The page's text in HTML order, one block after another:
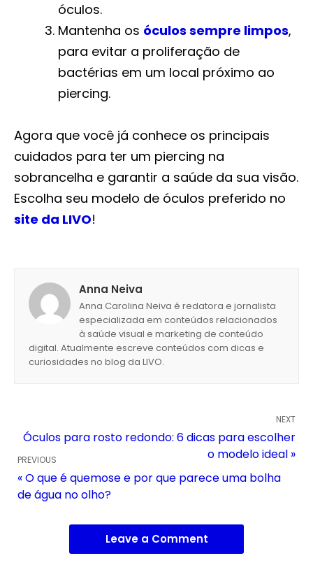
óculos.
Mantenha os óculos sempre limpos,
para evitar a proliferação de
bactérias em um local próximo ao
piercing.
Agora que você já conhece os principais
cuidados para ter um piercing na
sobrancelha e garantir a saúde da sua visão.
Escolha seu modelo de óculos preferido no
site da LIVO!
Anna Neiva
Anna Carolina Neiva é redatora e jornalista
especializada em conteúdos relacionados
à saúde visual e marketing de conteúdo
digital. Atualmente escreve conteúdos com dicas e
curiosidades no blog da LIVO.
NEXT
Óculos para rosto redondo: 6 dicas para escolher
o modelo ideal »
PREVIOUS
« O que é quemose e por que parece uma bolha
de água no olho?
Leave a Comment